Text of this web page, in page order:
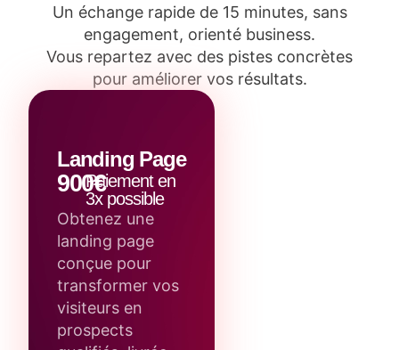
Un échange rapide de 15 minutes, sans
engagement, orienté business.
Vous repartez avec des pistes concrètes
pour améliorer vos résultats.
Landing Page
900€Paiement en
3x possible
Obtenez une
landing page
conçue pour
transformer vos
visiteurs en
prospects